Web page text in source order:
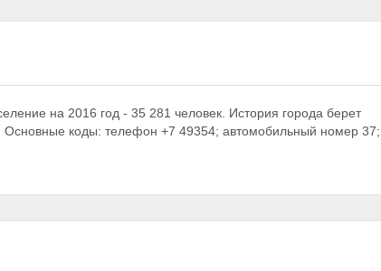
на 2016 год - 35 281 человек. История города берет
Основные коды: телефон +7 49354; автомобильный номер 37;